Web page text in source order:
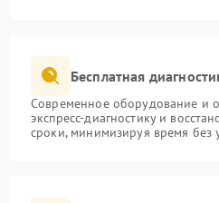
Бесплатная
Современное оборудование и
экспресс-диагностику и
сроки, минимизируя время без